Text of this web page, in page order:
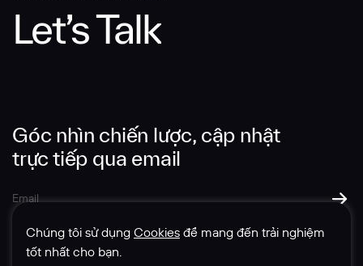
Chúng tôi sử dụng Cookies để mang đến trải nghiệm
tốt nhất cho bạn.
Góc nhìn chiến lược, cập nhật
trực tiếp qua email
Let’s Talk
GỬI THÔNG TIN